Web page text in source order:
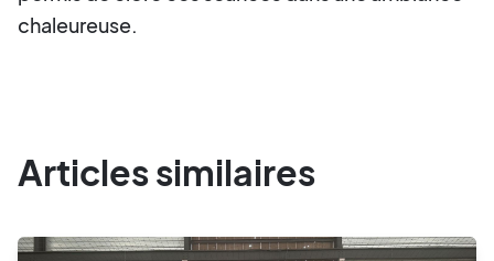
chaleureuse.
Articles similaires